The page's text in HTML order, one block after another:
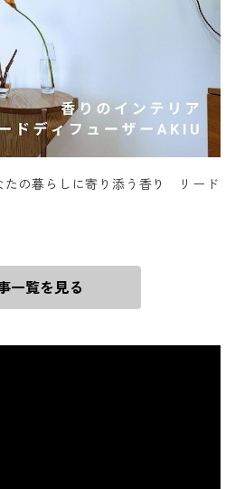
たの暮らしに寄り添う香り リード
一覧を見る